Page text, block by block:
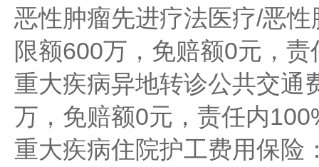
恶性肿瘤先进疗法医疗/恶
限额600万，免赔额0元，
重大疾病异地转诊公共交通
万，免赔额0元，责任内
重大疾病住院护工费用保险